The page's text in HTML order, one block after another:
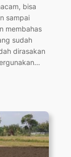
bisa
sampai
membahas
sudah
dirasakan